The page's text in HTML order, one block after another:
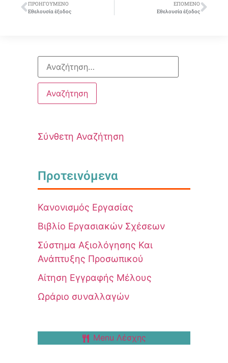
ΠΡΟΗΓΟΎΜΕΝΟ
Εθελουσία έξοδος
ΕΠΌΜΕΝΟ
Εθελουσία έξοδος
Σύνθετη Αναζήτηση
Προτεινόμενα
Κανονισμός Εργασίας
Βιβλίο Εργασιακών Σχέσεων
Σύστημα Αξιολόγησης Και
Ανάπτυξης Προσωπικού
Αίτηση Εγγραφής Μέλους
Ωράριο συναλλαγών
Menu Λέσχης